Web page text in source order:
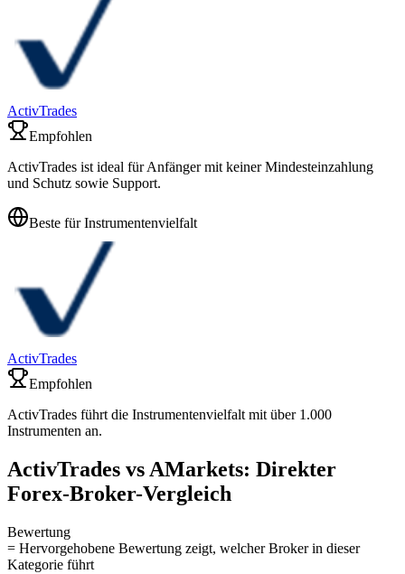
ActivTrades
Empfohlen
ActivTrades ist ideal für Anfänger mit keiner Mindesteinzahlung
und Schutz sowie Support.
Beste für Instrumentenvielfalt
ActivTrades
Empfohlen
ActivTrades führt die Instrumentenvielfalt mit über 1.000
Instrumenten an.
ActivTrades vs AMarkets: Direkter
Forex-Broker-Vergleich
Bewertung
= Hervorgehobene Bewertung zeigt, welcher Broker in dieser
Kategorie führt